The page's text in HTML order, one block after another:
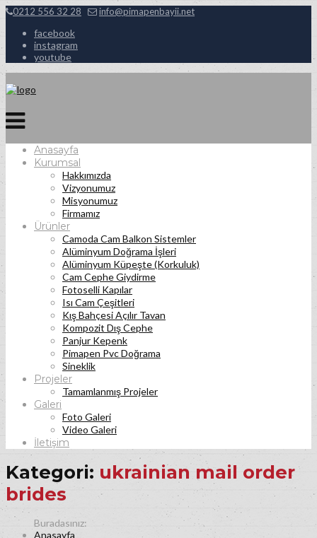
0212 556 32 28 info@pimapenbayii.net
facebook
instagram
youtube
Anasayfa
Kurumsal
Hakkımızda
Vizyonumuz
Misyonumuz
Firmamız
Ürünler
Camoda Cam Balkon Sistemler
Alüminyum Doğrama İşleri
Alüminyum Küpeşte (Korkuluk)
Cam Cephe Giydirme
Fotoselli Kapılar
Isı Cam Çeşitleri
Kış Bahçesi Açılır Tavan
Kompozit Dış Cephe
Panjur Kepenk
Pimapen Pvc Doğrama
Sineklik
Projeler
Tamamlanmış Projeler
Galeri
Foto Galeri
Video Galeri
İletişim
Kategori: ukrainian mail order
brides
Anasayfa